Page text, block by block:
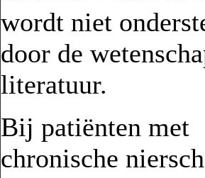
wordt niet
door de
literatuur.
Bij patiënten met
chronische